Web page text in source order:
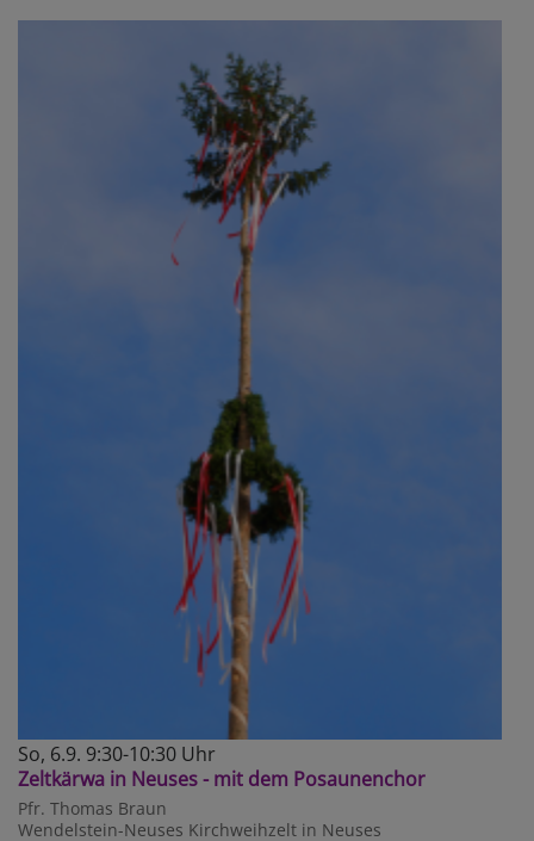
So, 6.9. 9:30-10:30 Uhr
Zeltkärwa in Neuses - mit dem Posaunenchor
Pfr. Thomas Braun
Wendelstein-Neuses Kirchweihzelt in Neuses